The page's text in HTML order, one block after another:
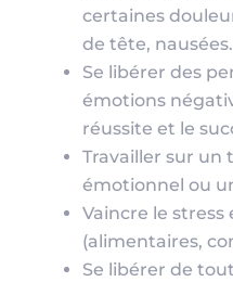
certaines
de tête,
Se libérer des
émotions
réussite et le
Travailler sur un
émotionnel ou
Vaincre le
(alimentaires,
Se libérer de